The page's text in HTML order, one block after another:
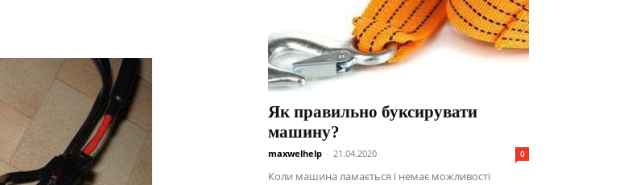
Як правильно буксирувати
машину?
maxwelhelp - 21.04.2020 0
Коли машина ламається і немає можливості